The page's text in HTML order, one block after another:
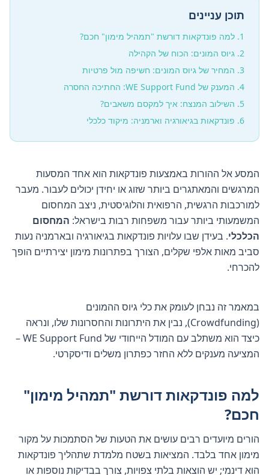
תוכן עניינים
למה פונדקאות דורשת "תמהיל מימון" חכם?
גיוס המונים: הכוח של הקהילה
המחיר של גיוס המונים: חשיפה מול פרטיות
המענק של WE Support Fund: החתיכה החסרה
השילוב המנצח: איך למקסם משאבים?
פונדקאות בגיאורגיה וארמניה: מיקוד כלכלי
המסע אל ההורות באמצעות פונדקאות הוא אחד המסעות
המרגשים והמאתגרים ביותר שזוג או יחידן יכולים לעבור. מעבר
למורכבות הרגשית, הרפואית והלוגיסטית, ניצב המחסום
המשמעותי ביותר עבור משפחות רבות בישראל: המחסום
הכלכלי. בעידן שבו עלויות פונדקאות בגיאורגיה ובארמניה נעות
סביב מאות אלפי שקלים, הצורך בפתרונות מימון יצירתיים הופך
להכרחי.
במאמר זה נבחן לעומק את כלי גיוס ההמונים
(Crowdfunding), נבין את היתרונות והחסרונות שלו, ונראה
כיצד הוא משתלב עם המודל הייחודי של WE Support Fund –
המציעה מענקים ללא החזר כפתרון משלים ודיסקרטי.
למה פונדקאות דורשת "תמהיל מימון"
חכם?
הורים מיועדים רבים עושים את הטעות של הסתמכות על מקור
מימון אחד בלבד. המציאות בשטח מלמדת שתהליך פונדקאות
הוא דינמי; יש הוצאות בלתי צפויות, צורך בבדיקות נוספות או